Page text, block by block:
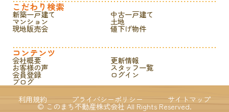
こだわり検索
新築一戸建て 中古一戸建て
マンション 土地
現地販売会 値下げ物件
コンテンツ
会社概要 更新情報
お客様の声 スタッフ一覧
会員登録 ログイン
ブログ
利用規約
プライバシーポリシー サイトマップ
© このまち不動産株式会社 All Rights Reserved.